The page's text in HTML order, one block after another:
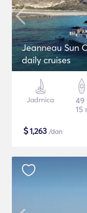
Jeanneau Sun
daily cruises
Jadrnica
49
15
$1,263 /dan